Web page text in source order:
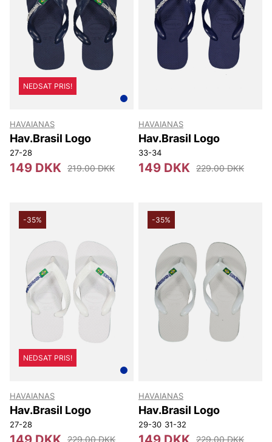
NEDSAT PRIS!
HAVAIANAS
Hav.Brasil Logo
27-28
149 DKK 219.00 DKK
HAVAIANAS
Hav.Brasil Logo
33-34
149 DKK 229.00 DKK
-35%
NEDSAT PRIS!
HAVAIANAS
Hav.Brasil Logo
27-28
229.00 DKK
-35%
HAVAIANAS
Hav.Brasil Logo
29-30 31-32
229.00 DKK